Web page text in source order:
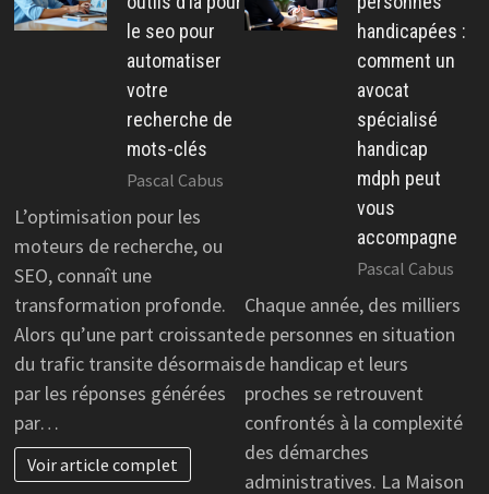
le seo pour
automatiser
votre
recherche de
mots-clés
Pascal Cabus
L’optimisation pour les
moteurs de recherche, ou
SEO, connaît une
transformation profonde.
Alors qu’une part croissante
du trafic transite désormais
par les réponses générées
par…
Voir article complet
handicapées :
comment un
avocat
spécialisé
handicap
mdph peut
vous
accompagne
Pascal Cabus
Chaque année, des milliers
de personnes en situation
de handicap et leurs
proches se retrouvent
confrontés à la complexité
des démarches
administratives. La Maison